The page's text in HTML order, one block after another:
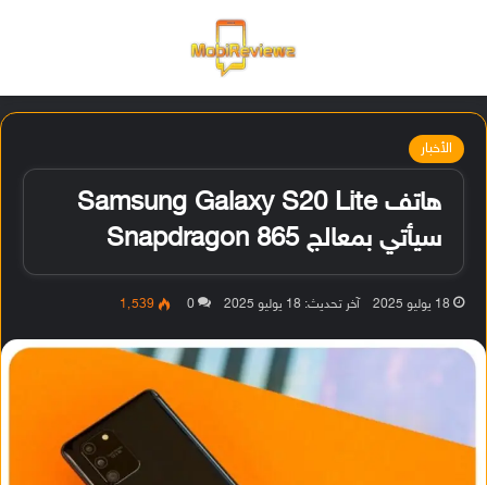
الأخبار
هاتف Samsung Galaxy S20 Lite
سيأتي بمعالج Snapdragon 865
18 يوليو 2025 آخر تحديث: 18 يوليو 2025 0 1٬539